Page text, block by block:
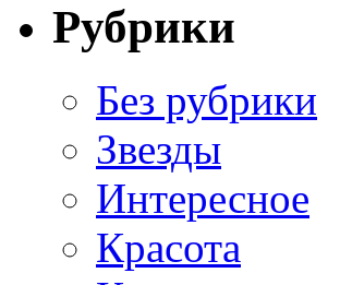
Рубрики
Без рубрики
Звезды
Интересное
Красота